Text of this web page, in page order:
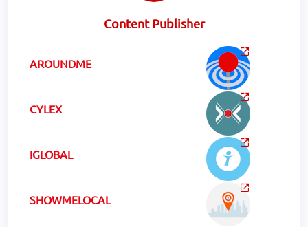
Content Publisher
AROUNDME
CYLEX
IGLOBAL
SHOWMELOCAL